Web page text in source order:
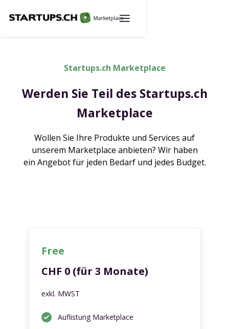
Startups.ch Marketplace
Werden Sie Teil des Startups.ch
Marketplace
Wollen Sie Ihre Produkte und Services auf
unserem Marketplace anbieten? Wir haben
ein Angebot für jeden Bedarf und jedes Budget.
Free
CHF 0 (für 3 Monate)
exkl. MWST
Auflistung Marketplace